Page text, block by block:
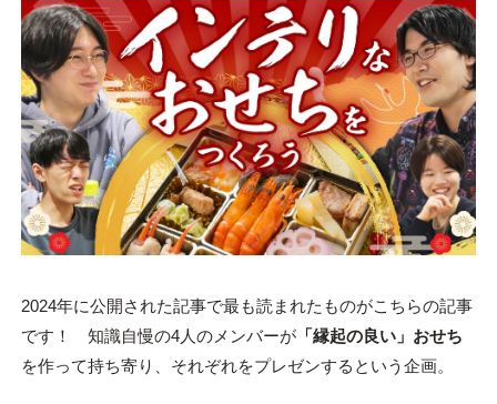
2024年に公開された記事で最も読まれたものがこちらの記事
です！ 知識自慢の4人のメンバーが「縁起の良い」おせち
を作って持ち寄り、それぞれをプレゼンするという企画。